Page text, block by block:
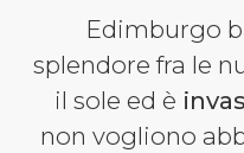
Edimburgo
splendore fra le
il sole ed è
non vogliono